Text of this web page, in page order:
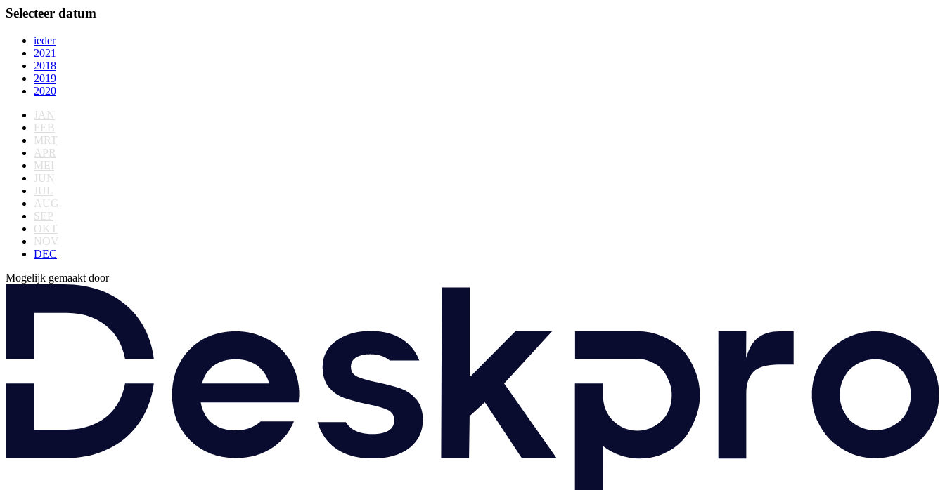
Selecteer datum
ieder
2021
2018
2019
2020
JAN
FEB
MRT
APR
MEI
JUN
JUL
AUG
SEP
OKT
NOV
DEC
Mogelijk gemaakt door